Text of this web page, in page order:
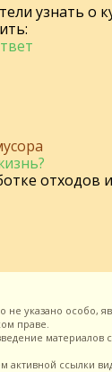
узнать о
отходов
указано особо,
праве.
материалов
активной ссылки